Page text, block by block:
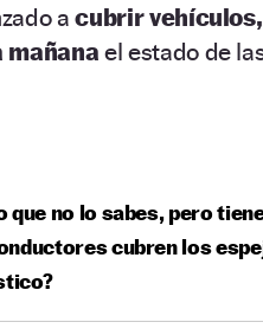
acubrir
mañana el estado de
que no lo sabes, pero
cubren los